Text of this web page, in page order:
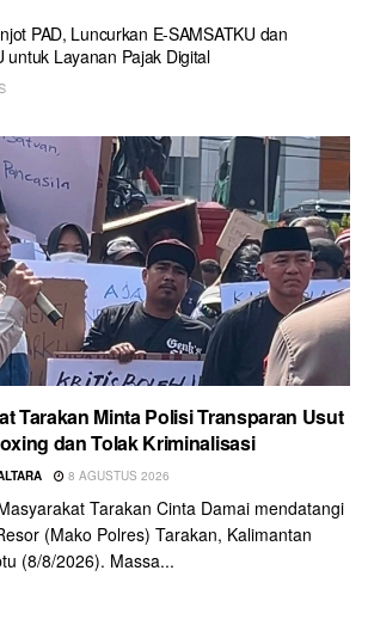
PAD, Luncurkan E-SAMSATKU dan
untuk Layanan Pajak Digital
Tarakan Minta Polisi Transparan Usut
dan Tolak Kriminalisasi
8 AGUSTUS 2026
Tarakan Cinta Damai mendatangi
(Mako Polres) Tarakan, Kalimantan
(8/8/2026). Massa...